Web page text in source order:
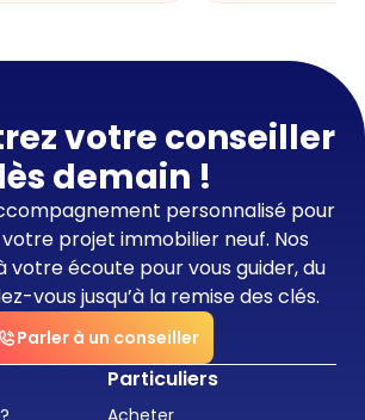
votre conseiller
demain !
personnalisé pour
projet immobilier neuf. Nos
votre écoute pour vous guider, du
vous jusqu’à la remise des clés.
Parler à un conseiller
Particuliers
Acheter